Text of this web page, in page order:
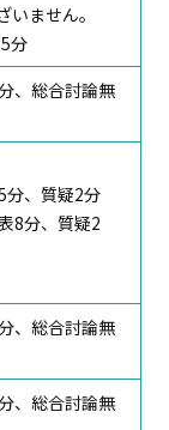
ません。
分
、総合討論無
分、質疑2分
8分、質疑2
、総合討論無
、総合討論無